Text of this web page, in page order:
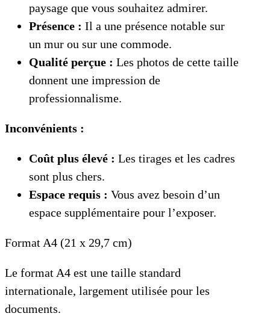
paysage que vous souhaitez admirer.
Présence : Il a une présence notable sur
un mur ou sur une commode.
Qualité perçue : Les photos de cette taille
donnent une impression de
professionnalisme.
Inconvénients :
Coût plus élevé : Les tirages et les cadres
sont plus chers.
Espace requis : Vous avez besoin d’un
espace supplémentaire pour l’exposer.
Format A4 (21 x 29,7 cm)
Le format A4 est une taille standard
internationale, largement utilisée pour les
documents.